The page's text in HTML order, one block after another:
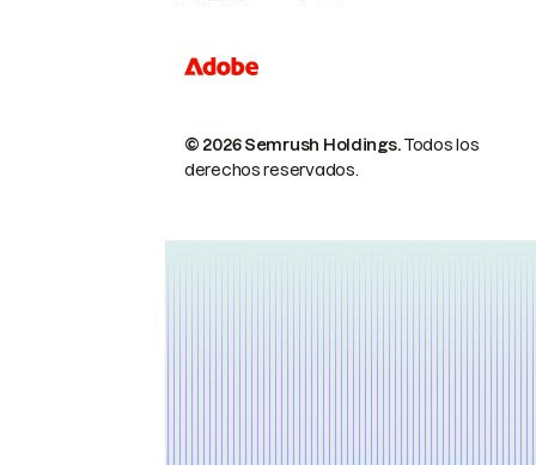
© 2026 Semrush Holdings.Todos los
derechos reservados.